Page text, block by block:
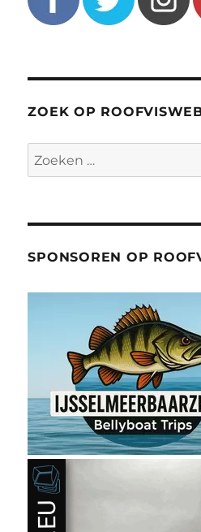
ZOEK OP
Zoeken
naar:
SPONSOREN OP